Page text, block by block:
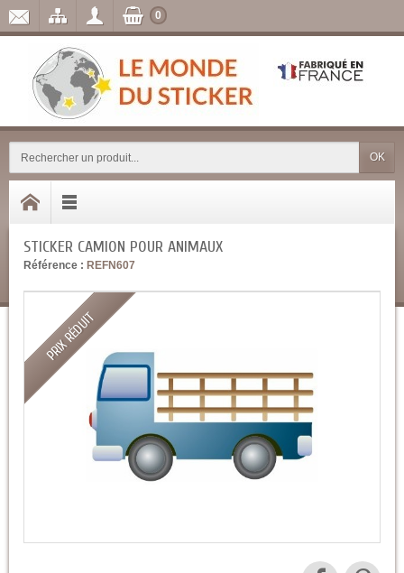
OK
0
STICKER CAMION POUR ANIMAUX
Référence : REFN607
PRIX RÉDUIT